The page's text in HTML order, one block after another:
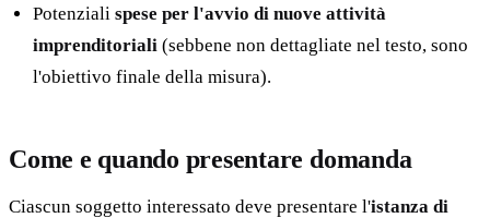
Potenzialispese per l'avvio di nuove attività
imprenditoriali (sebbene non dettagliate nel testo, sono
l'obiettivo finale della misura).
Come e quando presentare domanda
Ciascun soggetto interessato deve presentare l'istanza di